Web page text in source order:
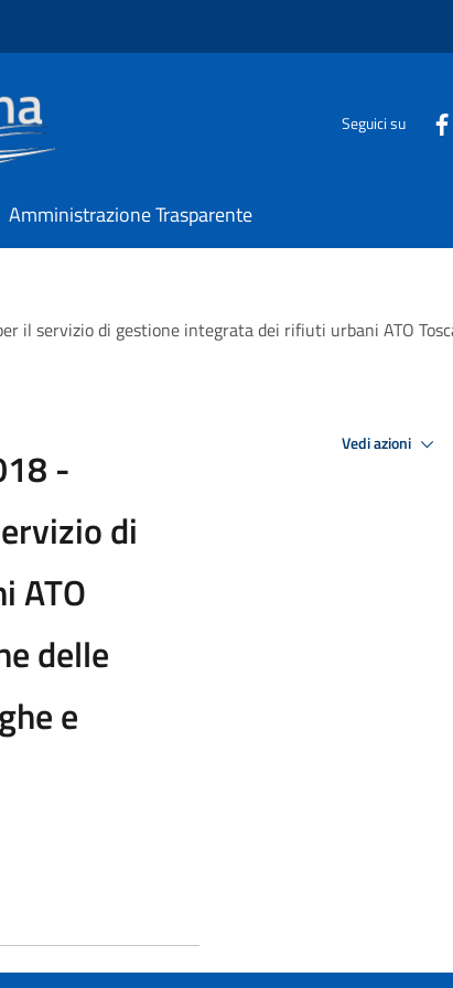
Seguici su
Amministrazione Trasparente
il servizio di gestione integrata dei rifiuti urbani ATO
-
di
ATO
delle
e
Vedi azioni